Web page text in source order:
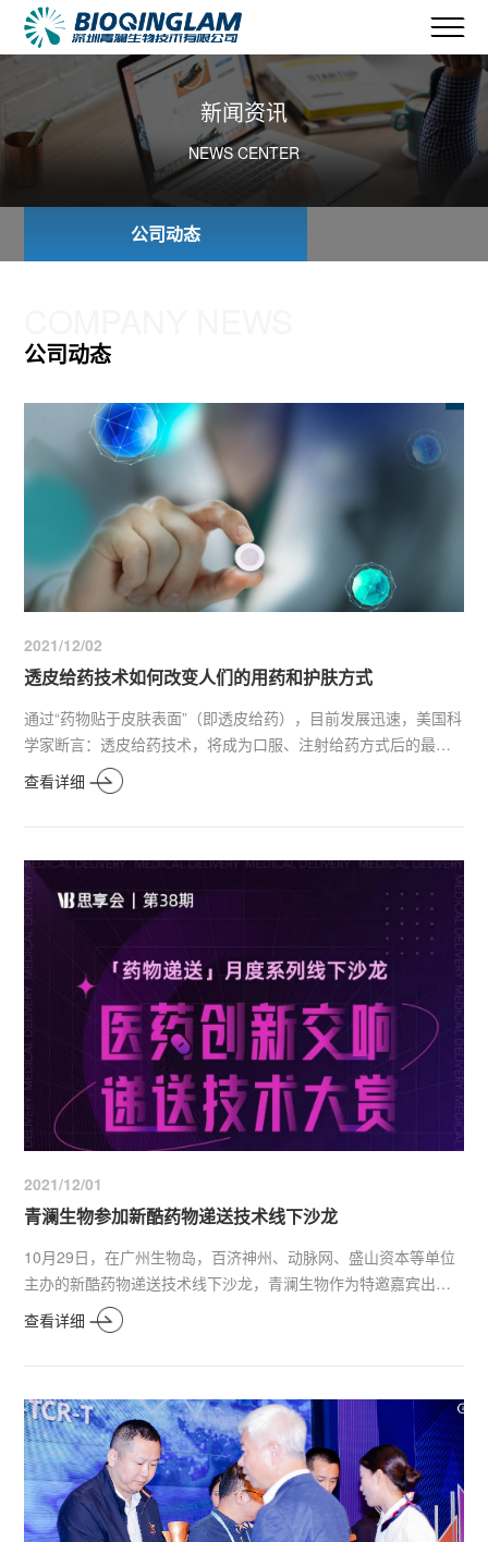
新闻资讯
NEWS CENTER
公司动态
公司动态
2021/12/02
透皮给药技术如何改变人们的用药和护肤方式
通过“药物贴于皮肤表面”（即透皮给药），目前发展迅速，美国科
学家断言：透皮给药技术，将成为口服、注射给药方式后的最新
给药方式。
查看详细
2021/12/01
青澜生物参加新酷药物递送技术线下沙龙
10月29日，在广州生物岛，百济神州、动脉网、盛山资本等单位
主办的新酷药物递送技术线下沙龙，青澜生物作为特邀嘉宾出
席。
查看详细